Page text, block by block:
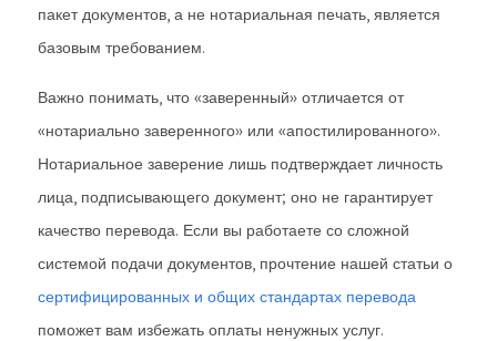
пакет документов, а не нотариальная печать, является
базовым требованием.
Важно понимать, что «заверенный» отличается от
«нотариально заверенного» или «апостилированного».
Нотариальное заверение лишь подтверждает личность
лица, подписывающего документ; оно не гарантирует
качество перевода. Если вы работаете со сложной
системой подачи документов, прочтение нашей статьи о
сертифицированных и общих стандартах перевода
поможет вам избежать оплаты ненужных услуг.